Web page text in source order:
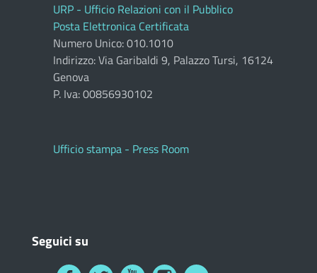
URP - Ufficio Relazioni con il Pubblico
Posta Elettronica Certificata
Numero Unico: 010.1010
Indirizzo: Via Garibaldi 9, Palazzo Tursi, 16124
Genova
P. Iva: 00856930102
Ufficio stampa - Press Room
Seguici su